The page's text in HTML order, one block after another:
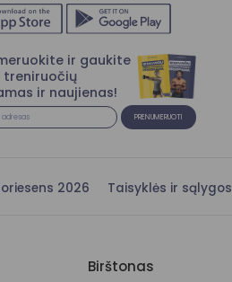
ir gaukite
treniruočių
ir naujienas!
PRENUMERUOTI
2026 Taisyklės ir sąlygos
Birštonas